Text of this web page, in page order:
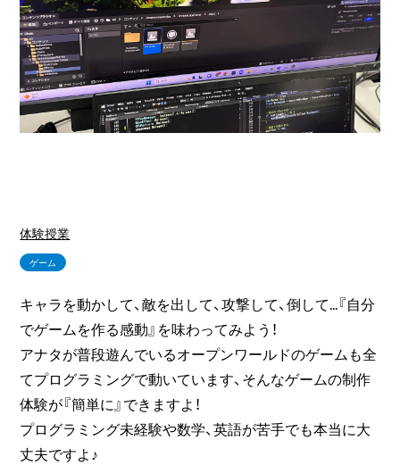
体験授業
ゲーム
キャラを動かして、敵を出して、攻撃して、倒して...『自分
でゲームを作る感動』を味わってみよう！
アナタが普段遊んでいるオープンワールドのゲームも全
てプログラミングで動いています、そんなゲームの制作
体験が『簡単に』できますよ！
プログラミング未経験や数学、英語が苦手でも本当に大
丈夫ですよ♪